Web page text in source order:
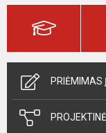
PRIĖMIMAS